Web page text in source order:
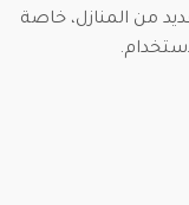
من المنازل، خاصة